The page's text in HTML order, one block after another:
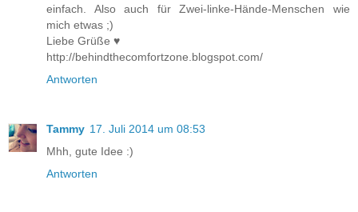
einfach. Also auch für Zwei-linke-Hände-Menschen wie
mich etwas ;)
Liebe Grüße ♥
http://behindthecomfortzone.blogspot.com/
Antworten
Tammy 17. Juli 2014 um 08:53
Mhh, gute Idee :)
Antworten